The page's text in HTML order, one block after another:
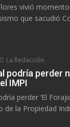
vivió
que sacudió
La Redacción
podría perder
IMPI
perder ‘El
de la Propiedad